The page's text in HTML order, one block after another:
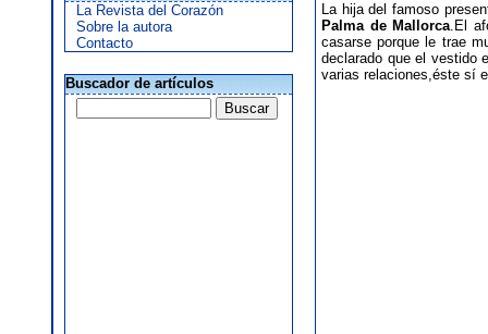
La Revista del Corazón
Sobre la autora
Contacto
Buscador de artículos
La hija del famoso
Palma de Mallorca.El
casarse porque le trae
declarado que el vestido
varias relaciones,éste sí